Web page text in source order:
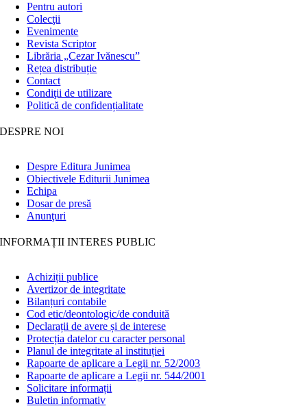
Pentru autori
Colecţii
Evenimente
Revista Scriptor
Librăria „Cezar Ivănescu”
Rețea distribuție
Contact
Condiţii de utilizare
Politică de confidențialitate
DESPRE NOI
Despre Editura Junimea
Obiectivele Editurii Junimea
Echipa
Dosar de presă
Anunţuri
INFORMAȚII INTERES PUBLIC
Achiziții publice
Avertizor de integritate
Bilanțuri contabile
Cod etic/deontologic/de conduită
Declarații de avere și de interese
Protecția datelor cu caracter personal
Planul de integritate al instituției
Rapoarte de aplicare a Legii nr. 52/2003
Rapoarte de aplicare a Legii nr. 544/2001
Solicitare informații
Buletin informativ